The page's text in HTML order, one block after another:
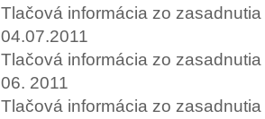
Tlačová informácia zo
04.07.2011
Tlačová informácia zo
06. 2011
Tlačová informácia zo